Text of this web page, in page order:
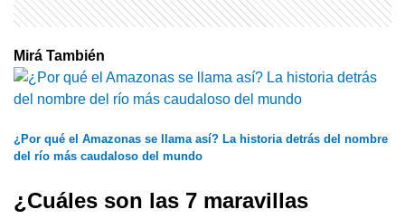
Mirá También
¿Por qué el Amazonas se llama así? La historia detrás del nombre
del río más caudaloso del mundo
¿Cuáles son las 7 maravillas